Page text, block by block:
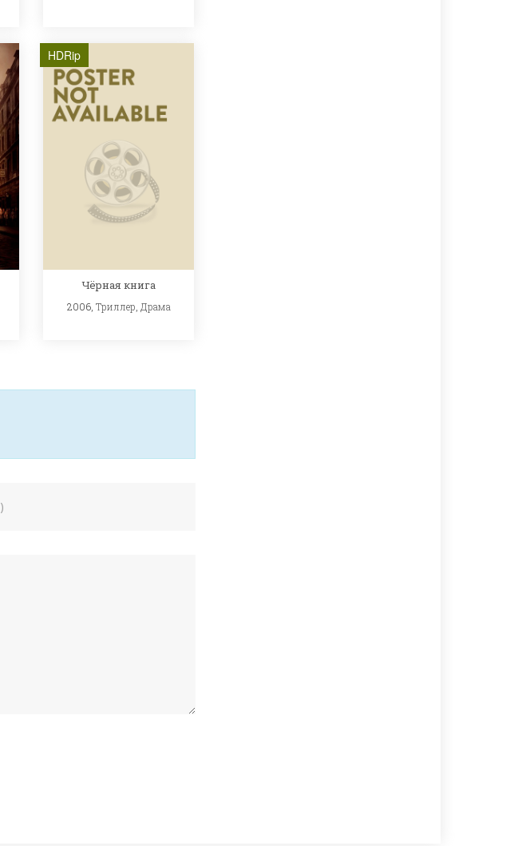
HDRip
Чёрная книга
2006, Триллер Драма